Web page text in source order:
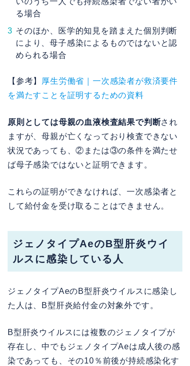
る場合
そのほか、医学的知見を踏まえた個別判断
により、母子感染によるものではないと認
められる場合
【参考】
厚生労働省｜一次感染者が救済要件
を満たすことを証明するための資料
原則としては母親の血液検査結果で判断され
ますが、母親が亡くなっており検査できない
状況であっても、②または③の条件を満たせ
ば母子感染ではないと証明できます。
これらの証明ができなければ、一次感染者と
して給付金を受け取ることはできません。
ジェノタイプAeのB型肝炎ウイ
ルスに感染している人
ジェノタイプAeのB型肝炎ウイルスに感染し
た人は、B型肝炎給付金の対象外です。
B型肝炎ウイルスには複数のジェノタイプが
存在し、中でもジェノタイプAeは成人後の感
染であっても、その10％前後が持続感染化す